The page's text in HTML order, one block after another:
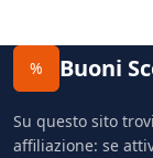
% Buoni
Su questo sito
affiliazione: se